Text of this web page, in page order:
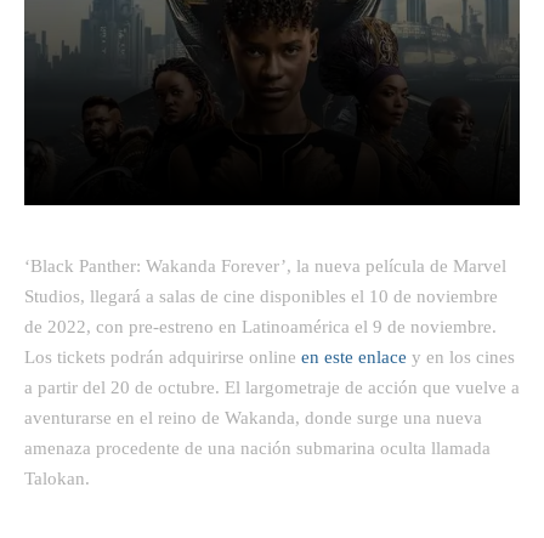
‘Black Panther: Wakanda Forever’, la nueva película de Marvel
Studios, llegará a salas de cine disponibles el 10 de noviembre
de 2022, con pre-estreno en Latinoamérica el 9 de noviembre.
Los tickets podrán adquirirse online en este enlace y en los cines
a partir del 20 de octubre. El largometraje de acción que vuelve a
aventurarse en el reino de Wakanda, donde surge una nueva
amenaza procedente de una nación submarina oculta llamada
Talokan.